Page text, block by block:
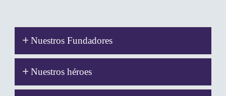
Nuestros Fundadores
Nuestros héroes